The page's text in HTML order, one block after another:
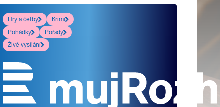
Hry a četby
Krimi
Pohádky
Pořady
Živé vysílání